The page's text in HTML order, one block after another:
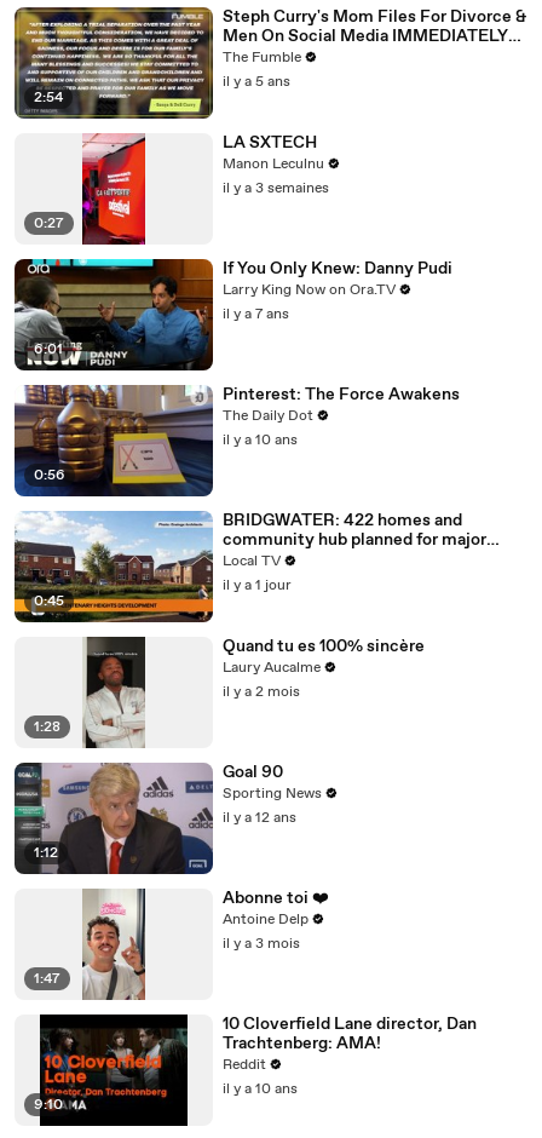
2:54
Steph Curry's Mom Files For Divorce &
Men On Social Media IMMEDIATELY
Try To Shoot Their Shot
The Fumble
il y a 5 ans
0:27
LA SXTECH
Manon Leculnu
il y a 3 semaines
6:01
If You Only Knew: Danny Pudi
Larry King Now on Ora.TV
il y a 7 ans
0:56
Pinterest: The Force Awakens
The Daily Dot
il y a 10 ans
0:45
BRIDGWATER: 422 homes and
community hub planned for major
Bridgwater development site
Local TV
il y a 1 jour
1:28
Quand tu es 100% sincère
Laury Aucalme
il y a 2 mois
1:12
Goal 90
Sporting News
il y a 12 ans
1:47
Abonne toi ❤️
Antoine Delp
il y a 3 mois
9:10
10 Cloverfield Lane director, Dan
Trachtenberg: AMA!
Reddit
il y a 10 ans